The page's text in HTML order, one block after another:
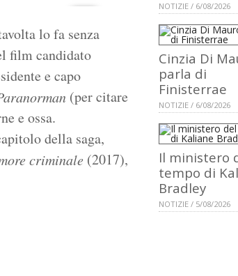
lo fa senza
film candidato
e capo
(per citare
e ossa.
della saga,
criminale (2017),
NOTIZIE / 6/08/2026
Cinzia Di
parla di
Finisterrae
NOTIZIE / 6/08/2026
Il ministero
tempo di
Bradley
NOTIZIE / 5/08/2026